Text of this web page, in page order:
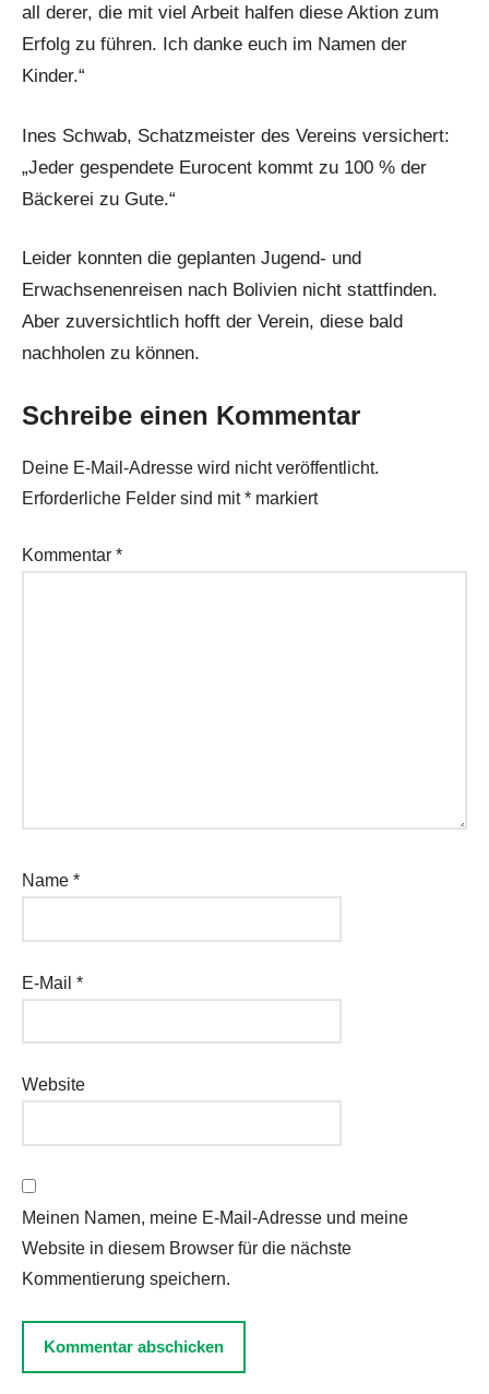
all derer, die mit viel Arbeit halfen diese Aktion zum
Erfolg zu führen. Ich danke euch im Namen der
Kinder.“
Ines Schwab, Schatzmeister des Vereins versichert:
„Jeder gespendete Eurocent kommt zu 100 % der
Bäckerei zu Gute.“
Leider konnten die geplanten Jugend- und
Erwachsenenreisen nach Bolivien nicht stattfinden.
Aber zuversichtlich hofft der Verein, diese bald
nachholen zu können.
Schreibe einen Kommentar
Deine E-Mail-Adresse wird nicht veröffentlicht.
Erforderliche Felder sind mit* markiert
Kommentar *
Name *
E-Mail *
Website
Meinen Namen, meine E-Mail-Adresse und meine
Website in diesem Browser für die nächste
Kommentierung speichern.